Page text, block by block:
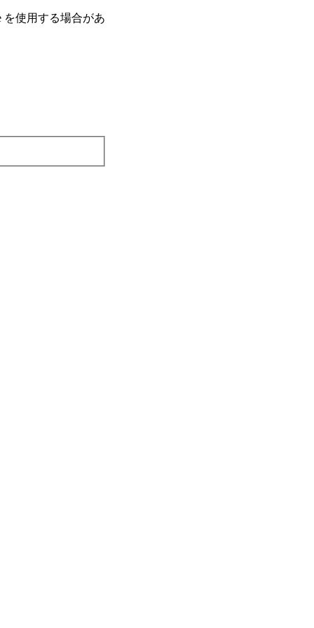
使⽤する場合があ